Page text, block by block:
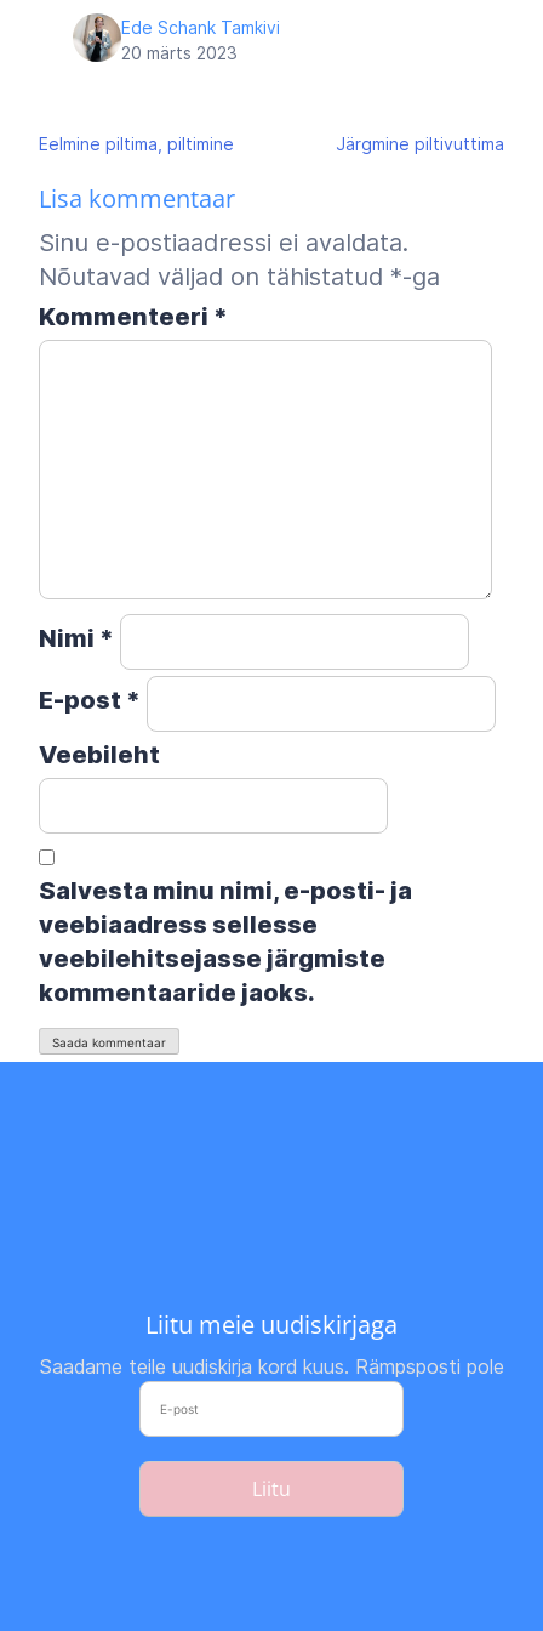
Ede Schank Tamkivi
20 märts 2023
Navigeerimine
Eelmine piltima, piltimine Järgmine piltivuttima
Lisa kommentaar
Sinu e-postiaadressi ei avaldata.
Nõutavad väljad on tähistatud *-ga
Kommenteeri *
Nimi *
E-post *
Veebileht
Salvesta minu nimi, e-posti- ja
veebiaadress sellesse
veebilehitsejasse järgmiste
kommentaaride jaoks.
Liitu meie uudiskirjaga
Saadame teile uudiskirja kord kuus. Rämpsposti pole
Liitu